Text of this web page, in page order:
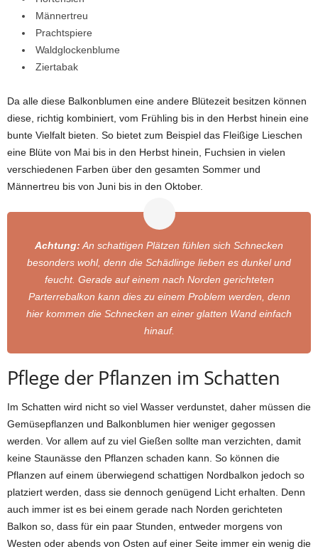
Männertreu
Prachtspiere
Waldglockenblume
Ziertabak
Da alle diese Balkonblumen eine andere Blütezeit besitzen können
diese, richtig kombiniert, vom Frühling bis in den Herbst hinein eine
bunte Vielfalt bieten. So bietet zum Beispiel das Fleißige Lieschen
eine Blüte von Mai bis in den Herbst hinein, Fuchsien in vielen
verschiedenen Farben über den gesamten Sommer und
Männertreu bis von Juni bis in den Oktober.
Achtung:An schattigen Plätzen fühlen sich Schnecken
besonders wohl, denn die Schädlinge lieben es dunkel und
feucht. Gerade auf einem nach Norden gerichteten
Parterrebalkon kann dies zu einem Problem werden, denn
hier kommen die Schnecken an einer glatten Wand einfach
hinauf.
Pflege der Pflanzen im Schatten
Im Schatten wird nicht so viel Wasser verdunstet, daher müssen die
Gemüsepflanzen und Balkonblumen hier weniger gegossen
werden. Vor allem auf zu viel Gießen sollte man verzichten, damit
keine Staunässe den Pflanzen schaden kann. So können die
Pflanzen auf einem überwiegend schattigen Nordbalkon jedoch so
platziert werden, dass sie dennoch genügend Licht erhalten. Denn
auch immer ist es bei einem gerade nach Norden gerichteten
Balkon so, dass für ein paar Stunden, entweder morgens von
Westen oder abends von Osten auf einer Seite immer ein wenig die